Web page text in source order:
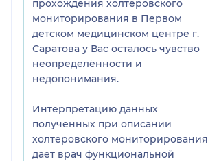
прохождения холтеровского
мониторирования в Первом
детском медицинском центре г.
Саратова у Вас осталось чувство
неопределённости и
недопонимания.
Интерпретацию данных
полученных при описании
холтеровского мониторирования
дает врач функциональной